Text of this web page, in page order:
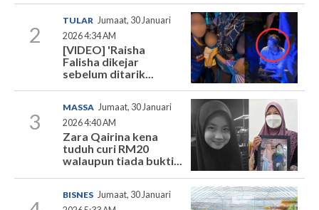
2
TULAR Jumaat, 30 Januari
2026 4:34 AM
[VIDEO] 'Raisha
Falisha dikejar
sebelum ditarik...
3
MASSA Jumaat, 30 Januari
2026 4:40 AM
Zara Qairina kena
tuduh curi RM20
walaupun tiada bukti...
BISNES Jumaat, 30 Januari